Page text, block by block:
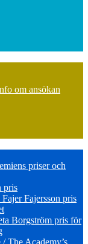
om ansökan
priser och
pris
Fajersson pris
Borgström pris för
The Academy’s